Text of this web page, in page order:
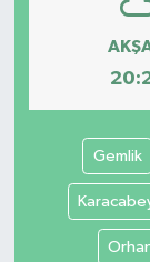
Gemlik
Havran
İvrindi
Kepsut
KÜLTÜR-